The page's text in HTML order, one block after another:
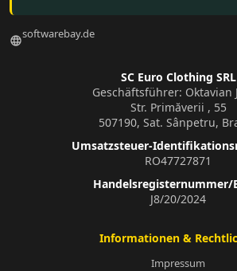
languagesoftwarebay.de
SC Euro Clothing SRL
Geschäftsführer: Oktavian
Str. Primăverii , 55
507190, Sat. Sânpetru,
Umsatzsteuer-
RO47727871
Handelsregisternummer/
J8/20/2024
Informationen &
Impressum